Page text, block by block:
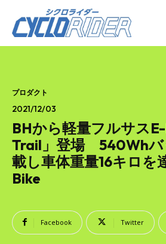
プロダクト
2021/12/03
BHから軽量フルサス
Trail」登場 540Whバ
載し車体重量16キロを
Bike
Facebook Twitter